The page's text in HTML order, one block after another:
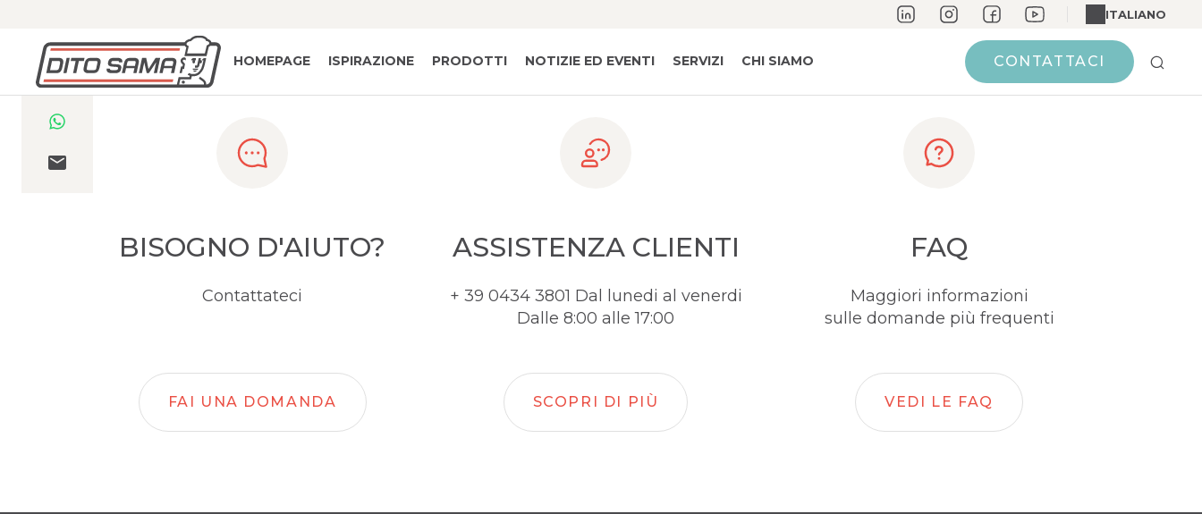
ITALIANO
HOMEPAGE ISPIRAZIONE PRODOTTI NOTIZIE ED EVENTI SERVIZI CHI SIAMO CONTATTACI
BISOGNO D'AIUTO?
Contattateci
FAI UNA DOMANDA
ASSISTENZA CLIENTI
+ 39 0434 3801 Dal lunedi al venerdi
Dalle 8:00 alle 17:00
SCOPRI DI PIÙ
FAQ
Maggiori informazioni
sulle domande più frequenti
VEDI LE FAQ